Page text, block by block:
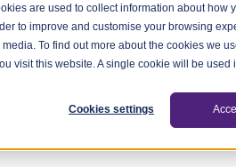
are used to collect information about how
to improve and customise your browsing
To find out more about the cookies we
visit this website. A single cookie will be
Cookies settings
Sensors
electronics
Food Industry
Railway Industry
Plastic Industry
Industry
Installation
Technical
CAD Files 2D
celduc®